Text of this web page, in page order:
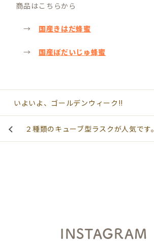
商品はこちらから
→ 国産きはだ蜂蜜
→ 国産ぼだいじゅ蜂蜜
いよいよ、ゴールデンウィーク!!
２種類のキューブ型ラスクが人気です。
INSTAGRAM